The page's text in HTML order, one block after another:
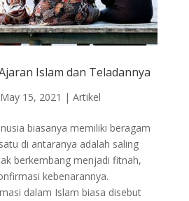
Islam dan Teladannya
May 15, 2021 | Artikel
biasanya memiliki beragam
di antaranya adalah saling
berkembang menjadi fitnah,
kebenarannya.
dalam Islam biasa disebut